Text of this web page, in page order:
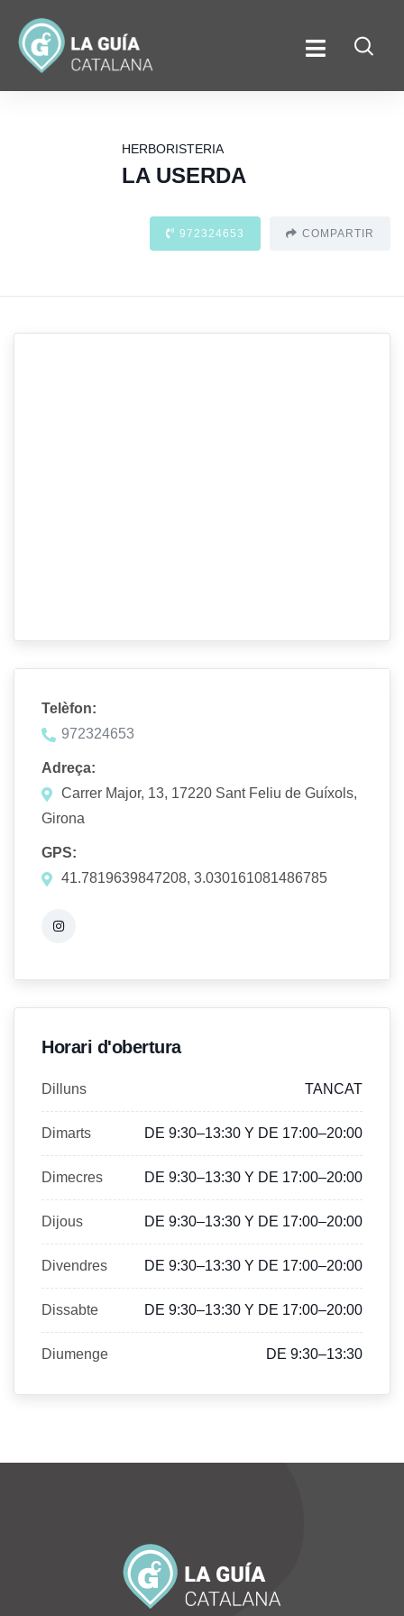
HERBORISTERIA
LA USERDA
972324653 COMPARTIR
Telèfon:
972324653
Adreça:
Carrer Major, 13, 17220 Sant Feliu de Guíxols,
Girona
GPS:
41.7819639847208, 3.030161081486785
Horari d'obertura
Dilluns TANCAT
Dimarts DE 9:30–13:30 Y DE 17:00–20:00
Dimecres DE 9:30–13:30 Y DE 17:00–20:00
Dijous DE 9:30–13:30 Y DE 17:00–20:00
Divendres DE 9:30–13:30 Y DE 17:00–20:00
Dissabte DE 9:30–13:30 Y DE 17:00–20:00
Diumenge DE 9:30–13:30